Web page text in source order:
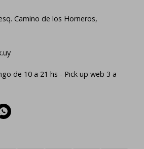
Camino de los Horneros,
de 10 a 21 hs - Pick up web 3 a
